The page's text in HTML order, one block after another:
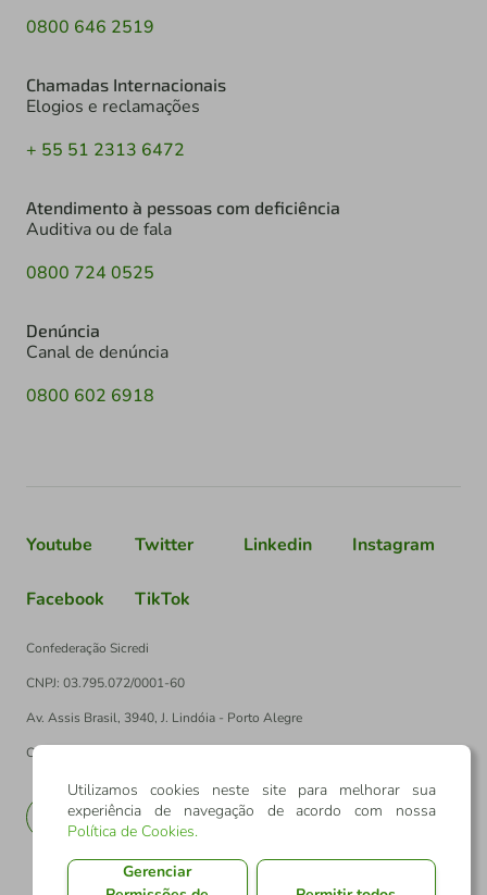
0800 646 2519
Chamadas Internacionais
Elogios e reclamações
+ 55 51 2313 6472
Atendimento à pessoas com deficiência
Auditiva ou de fala
0800 724 0525
Denúncia
Canal de denúncia
0800 602 6918
Youtube Twitter Linkedin Instagram
Facebook TikTok
Confederação Sicredi
CNPJ: 03.795.072/0001-60
Av. Assis Brasil, 3940, J. Lindóia - Porto Alegre
CEP: 91010-003
EN
Utilizamos cookies neste site para melhorar sua
experiência de navegação de acordo com nossa
Política de Cookies.
Gerenciar